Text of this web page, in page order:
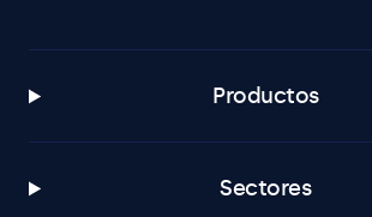
Productos
Sectores